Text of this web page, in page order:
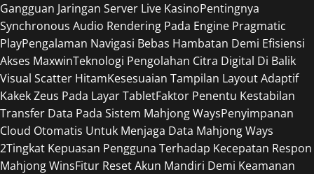
Gangguan Jaringan Server Live KasinoPentingnya
Synchronous Audio Rendering Pada Engine Pragmatic
PlayPengalaman Navigasi Bebas Hambatan Demi Efisiensi
Akses MaxwinTeknologi Pengolahan Citra Digital Di Balik
Visual Scatter HitamKesesuaian Tampilan Layout Adaptif
Kakek Zeus Pada Layar TabletFaktor Penentu Kestabilan
Transfer Data Pada Sistem Mahjong WaysPenyimpanan
Cloud Otomatis Untuk Menjaga Data Mahjong Ways
2Tingkat Kepuasan Pengguna Terhadap Kecepatan Respon
Mahjong WinsFitur Reset Akun Mandiri Demi Keamanan